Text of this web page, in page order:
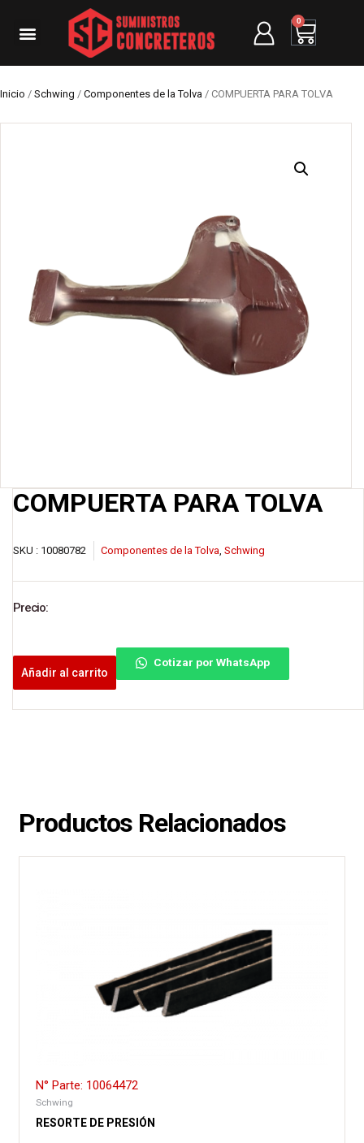
0
Inicio / Schwing / Componentes de la Tolva / COMPUERTA PARA TOLVA
COMPUERTA PARA TOLVA
SKU : 10080782 Componentes de la Tolva Schwing
Precio:
Añadir al carrito
Cotizar por WhatsApp
Productos Relacionados
N° Parte: 10064472
Schwing
RESORTE DE PRESIÓN